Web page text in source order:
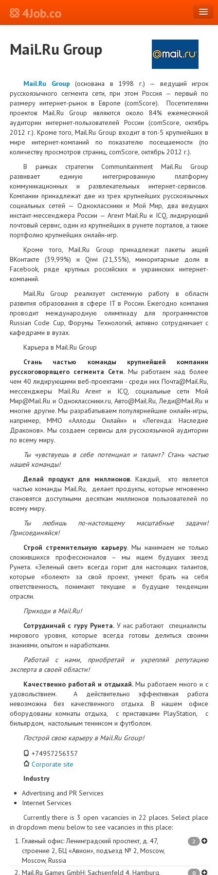
4Job.co
Log in or Register
Mail.Ru Group
Mail.Ru Group (основана в 1998 г.) — ведущий игрок
русскоязычного сегмента сети, при этом Россия — первый по
размеру интернет-рынок в Европе (comScore). Посетителями
проектов Mail.Ru Group являются около 84% ежемесячной
аудитории интернет-пользователей России (comScore, октябрь
2012 г.). Кроме того, Mail.Ru Group входит в топ-5 крупнейших в
мире интернет-компаний по показателю посещаемости (по
количеству просмотров страниц, comScore, октябрь 2012 г.).
В рамках стратегии Communitainment Mail.Ru Group
развивает единую интегрированную платформу
коммуникационных и развлекательных интернет-сервисов.
Компании принадлежат две из трех крупнейших русскоязычных
социальных сетей — Одноклассники и Мой Мир, два ведущих
инстант-мессенджера России — Агент Mail.Ru и ICQ, лидирующий
почтовый сервис, один из крупнейших в рунете порталов, а также
портфолио крупнейших онлайн-игр.
Кроме того, Mail.Ru Group принадлежат пакеты акций
ВКонтакте (39,99%) и Qiwi (21,35%), миноритарные доли в
Facebook, ряде крупных российских и украинских интернет-
компаний.
Mail.Ru Group реализует системную работу в области
развития образования в сфере IT в России. Ежегодно компания
проводит международную олимпиаду для программистов
Russian Code Cup, Форумы Технологий, активно сотрудничает с
кафедрами в вузах.
Карьера в Mail.Ru Group
Стань частью команды крупнейшей компании
русскоговорящего сегмента Сети. Мы работаем над более
чем 40 лидирующими веб-проектами - среди них Почта@Mail.Ru,
мессенджеры Mail.Ru Агент и ICQ, социальные сети Мой
Мир@Mail.Ru и Одноклассники.ru, Авто@Mail.Ru, Леди@Mail.Ru и
многие другие. Мы разрабатываем популярнейшие онлайн-игры,
например, MMO «Аллоды Онлайн» и «Легенда: Наследие
Драконов». Мы создаем сервисы для русскоязычной аудитории
по всему миру.
Ты чувствуешь в себе потенциал и талант? Стань частью
нашей команды!
Делай продукт для миллионов. Каждый, кто является
частью команды Mail.Ru, делает продукты, которые мгновенно
становятся доступными десяткам миллионов пользователей по
всему миру.
Ты любишь по-настоящему масштабные задачи!
Присоединяйся!
Строй стремительную карьеру. Мы нанимаем не только
сложившихся профессионалов – мы ищем будущих звезд
Рунета. «Зеленый свет» всегда горит для настоящих талантов,
которые «болеют» за свой проект, умеют брать на себя
ответственность, понимают текущие и будущие тенденции
отрасли.
Приходи в Mail.Ru!
Сотрудничай с гуру Рунета. У нас работают специалисты
мирового уровня, которые всегда готовы делиться своими
знаниями, опытом и наработками.
Работай с нами, приобретай и укрепляй репутацию
эксперта в своей области!
Качественно работай и отдыхай. Мы работаем много и с
удовольствием. А действительно эффективная работа
невозможна без качественного отдыха. В нашем офисе
оборудованы комнаты отдыха, с приставками PlayStation, с
бильярдом, настольным теннисом и футболом.
Построй свою карьеру в Mail.Ru Group!
+74957256357
Corporate site
Industry
Advertising and PR Services
Internet Services
Currently there is 3 open vacancies in 22 places. Select place
in dropdown menu below to see vacancies in this place:
1. Главный офис:Ленинградский проспект, д. 47,
строение 2, БЦ «Авион», подъезд № 2, Moscow,
Moscow, Russia
2
2. Mail.Ru Games GmbH: Sachsenfeld 4, Hamburg, 0